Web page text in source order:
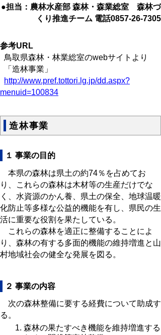
●担当：農林水産部 森林・森業総室 森林づ
くり推進チーム 電話0857-26-7305
参考URL
鳥取県森林・林業総室のwebサイトより
「造林事業」
http://www.pref.tottori.lg.jp/dd.aspx?
menuid=100834
造林事業
１ 事業の目的
本県の森林は県土の約74％を占めてお
り、これらの森林は木材等の生産だけでな
く、水資源のかん養、県土の保全、地球温暖
化防止等多様な公益的機能を有し、県民の生
活に重要な役割を果たしている。
これらの森林を適正に整備することによ
り、森林の有する多面的機能の維持増進と山
村地域社会の健全な発展を図る。
２ 事業の内容
次の森林整備に要する経費について助成す
る。
森林の果たすべき機能を維持増進する